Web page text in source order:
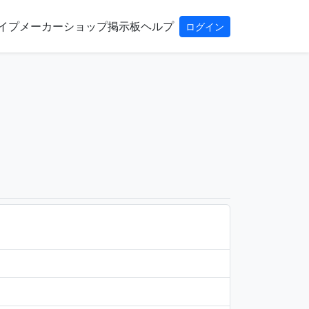
プメーカーショップ掲示板ヘルプ ログイン